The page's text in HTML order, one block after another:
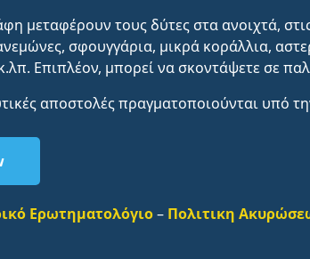
μεταφέρουν τους δύτες στα ανοιχτά,
σφουγγάρια, μικρά κοράλλια,
Επιπλέον, μπορεί να σκοντάψετε σε
αποστολές πραγματοποιούνται υπό
Ερωτηματολόγιο– Πολιτικη